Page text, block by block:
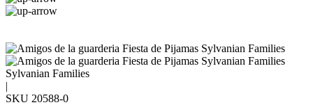
Sylvanian Families
|
SKU 20588-0